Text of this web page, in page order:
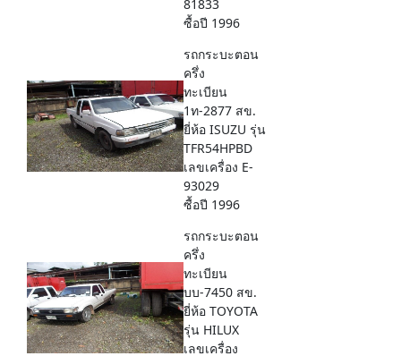
81833
ซื้อปี 1996
รถกระบะตอน
ครึ่ง
ทะเบียน
1ท-2877 สข.
ยี่ห้อ ISUZU รุ่น
TFR54HPBD
เลขเครื่อง E-
93029
ซื้อปี 1996
รถกระบะตอน
ครึ่ง
ทะเบียน
บบ-7450 สข.
ยี่ห้อ TOYOTA
รุ่น HILUX
เลขเครื่อง